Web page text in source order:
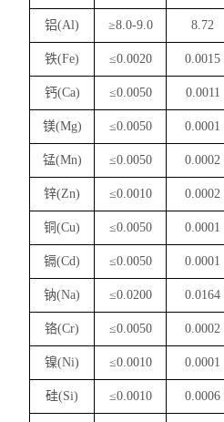
铝(Al) ≥8.0-9.0 8.72
铁(Fe) ≤0.0020 0.0015
钙(Ca) ≤0.0050 0.0011
镁(Mg) ≤0.0050 0.0001
锰(Mn) ≤0.0050 0.0002
锌(Zn) ≤0.0010 0.0002
铜(Cu) ≤0.0050 0.0001
镉(Cd) ≤0.0050 0.0001
钠(Na) ≤0.0200 0.0164
铬(Cr) ≤0.0050 0.0002
镍(Ni) ≤0.0010 0.0001
硅(Si) ≤0.0010 0.0006